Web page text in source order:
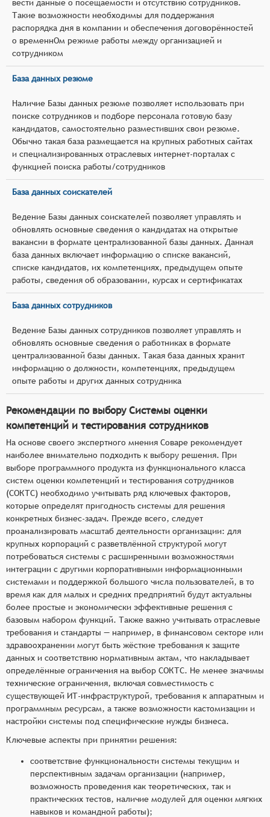
вести данные о посещаемости и отсутствию сотрудников.
Такие возможности необходимы для поддержания
распорядка дня в компании и обеспечения договорённостей
о временнОм режиме работы между организацией и
сотрудником
База данных резюме
Наличие Базы данных резюме позволяет использовать при
поиске сотрудников и подборе персонала готовую базу
кандидатов, самостоятельно разместивших свои резюме.
Обычно такая база размещается на крупных работных сайтах
и специализированных отраслевых интернет-порталах с
функцией поиска работы/сотрудников
База данных соискателей
Ведение Базы данных соискателей позволяет управлять и
обновлять основные сведения о кандидатах на открытые
вакансии в формате централизованной базы данных. Данная
база данных включает информацию о списке вакансий,
списке кандидатов, их компетенциях, предыдущем опыте
работы, сведения об образовании, курсах и сертификатах
База данных сотрудников
Ведение Базы данных сотрудников позволяет управлять и
обновлять основные сведения о работниках в формате
централизованной базы данных. Такая база данных хранит
информацию о должности, компетенциях, предыдущем
опыте работы и других данных сотрудника
Рекомендации по выбору Системы оценки
компетенций и тестирования сотрудников
На основе своего экспертного мнения Соваре рекомендует
наиболее внимательно подходить к выбору решения. При
выборе программного продукта из функционального класса
систем оценки компетенций и тестирования сотрудников
(СОКТС) необходимо учитывать ряд ключевых факторов,
которые определят пригодность системы для решения
конкретных бизнес-задач. Прежде всего, следует
проанализировать масштаб деятельности организации: для
крупных корпораций с разветвлённой структурой могут
потребоваться системы с расширенными возможностями
интеграции с другими корпоративными информационными
системами и поддержкой большого числа пользователей, в то
время как для малых и средних предприятий будут актуальны
более простые и экономически эффективные решения с
базовым набором функций. Также важно учитывать отраслевые
требования и стандарты — например, в финансовом секторе или
здравоохранении могут быть жёсткие требования к защите
данных и соответствию нормативным актам, что накладывает
определённые ограничения на выбор СОКТС. Не менее значимы
технические ограничения, включая совместимость с
существующей ИТ-инфраструктурой, требования к аппаратным и
программным ресурсам, а также возможности кастомизации и
настройки системы под специфические нужды бизнеса.
Ключевые аспекты при принятии решения:
соответствие функциональности системы текущим и
перспективным задачам организации (например,
возможность проведения как теоретических, так и
практических тестов, наличие модулей для оценки мягких
навыков и командной работы);